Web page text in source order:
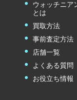
ウォッチニア
とは
買取方法
事前査定方法
店舗一覧
よくある質問
お役立ち情報